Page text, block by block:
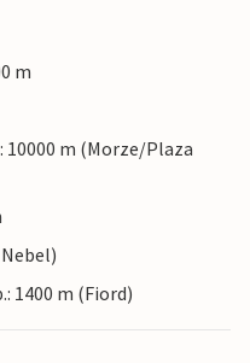
m
m (Morze/Plaza
1400 m (Fiord)